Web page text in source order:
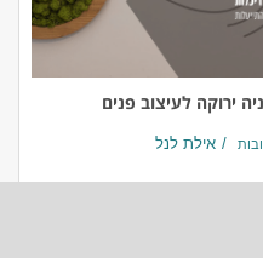
ירוקה לעיצוב פנים
אילת לנל